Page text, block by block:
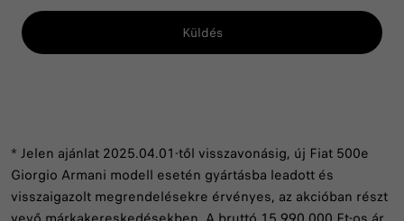
Küldés
* Jelen ajánlat 2025.04.01-től visszavonásig, új Fiat 500e
Giorgio Armani modell esetén gyártásba leadott és
visszaigazolt megrendelésekre érvényes, az akcióban részt